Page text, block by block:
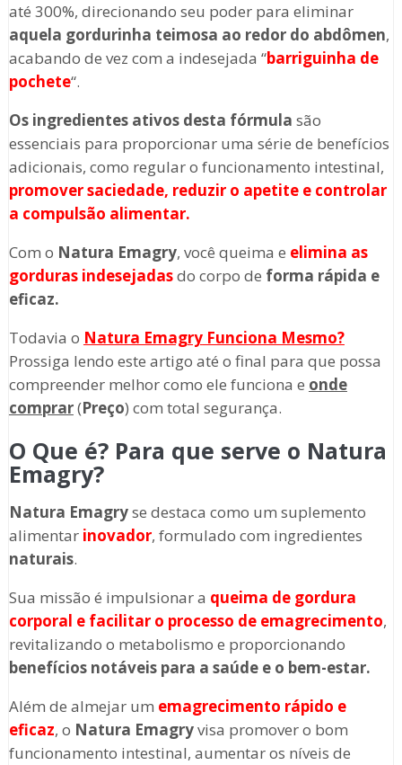
até 300%, direcionando seu poder para eliminar
aquela gordurinha teimosa ao redor do abdômen,
acabando de vez com a indesejada “barriguinha de
pochete“.
Os ingredientes ativos desta fórmula são
essenciais para proporcionar uma série de benefícios
adicionais, como regular o funcionamento intestinal,
promover saciedade, reduzir o apetite e controlar
a compulsão alimentar.
Com o Natura Emagry, você queima e elimina as
gorduras indesejadasdo corpo de forma rápida e
eficaz.
Todavia o Natura EmagryFunciona Mesmo?
Prossiga lendo este artigo até o final para que possa
compreender melhor como ele funciona e onde
comprar(Preço) com total segurança.
O Que é? Para que serve o Natura
Emagry?
Natura Emagryse destaca como um suplemento
alimentar inovador, formulado com ingredientes
naturais.
Sua missão é impulsionar a queima de gordura
corporal e facilitar o processo de emagrecimento,
revitalizando o metabolismo e proporcionando
benefícios notáveis para a saúde e o bem-estar.
Além de almejar um emagrecimento rápido e
eficaz, o Natura Emagryvisa promover o bom
funcionamento intestinal, aumentar os níveis de